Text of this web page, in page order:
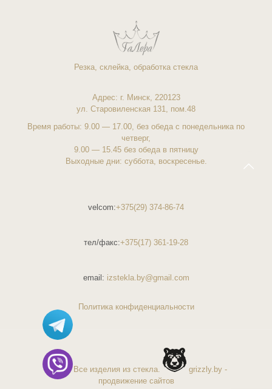
Резка, склейка, обработка стекла
Адрес: г. Минск, 220123
ул. Старовиленская 131, пом.48
Время работы: 9.00 — 17.00, без обеда с понедельника по
четверг,
9.00 — 15.45 без обеда в пятницу
Выходные дни: суббота, воскресенье.
velcom:+375(29) 374-86-74
тел/факс:+375(17) 361-19-28
email: izstekla.by@gmail.com
Политика конфиденциальности
© 2026 Все изделия из стекла. grizzly.by-
продвижение сайтов